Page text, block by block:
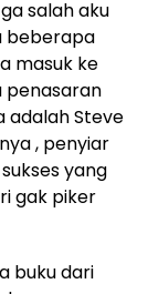
salah aku
beberapa
masuk ke
penasaran
adalah Steve
, penyiar
yang
gak piker
buku dari